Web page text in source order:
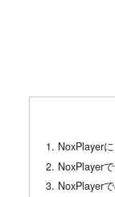
NoxPlayer
NoxPlayer
NoxPlayer